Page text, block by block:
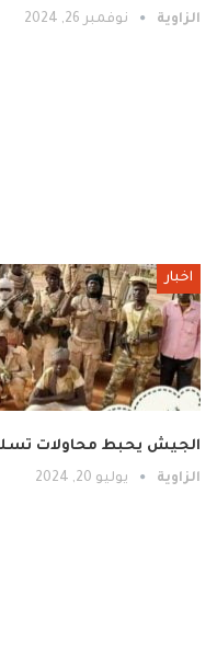
الزاوية نوفمبر 26, 2024
اخبار
الجيش يحبط محاولات
الزاوية يوليو 20, 2024